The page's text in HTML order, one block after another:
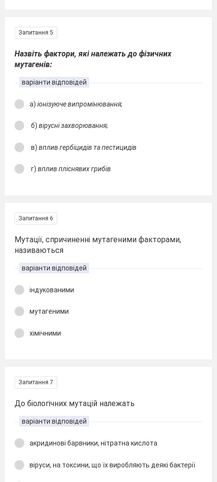
Запитання 5
Назвіть фактори, які належать до фізичних
мутагенів:
варіанти відповідей
а) іонізуюче випромінювання;
б) вірусні захворювання;
в) вплив гербіцидів та пестицидів
г) вплив пліснявих грибів
Запитання 6
Мутації, спричиненні мутагеними факторами,
називаються
варіанти відповідей
індукованими
мутагеними
хімічними
Запитання 7
До біологічних мутацій належать
варіанти відповідей
акридинові барвники, нітратна кислота
віруси, на токсини, що їх виробляють деякі бактерії